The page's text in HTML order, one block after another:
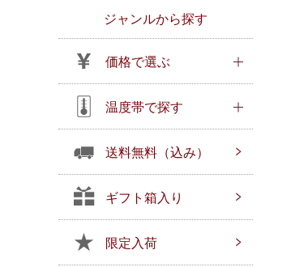
ジャンルから探す
価格で選ぶ
温度帯で探す
送料無料（込み）
ギフト箱入り
限定入荷